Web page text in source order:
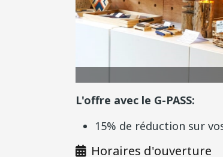
L'offre avec le G-PASS:
15% de réduction sur
Horaires d'ouverture